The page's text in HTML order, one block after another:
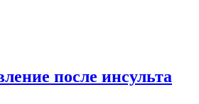
после инсульта